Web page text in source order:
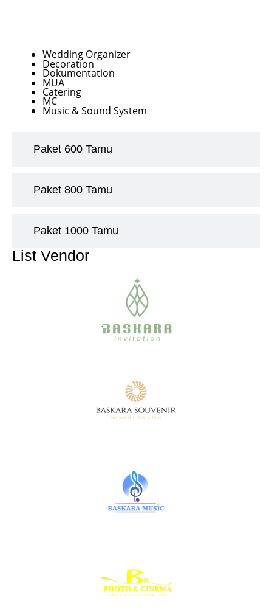
Paket 600 Tamu
Paket 800 Tamu
Paket 1000 Tamu
Wedding Organizer
Decoration
Dokumentation
MUA
Catering
MC
Music & Sound System
List Vendor